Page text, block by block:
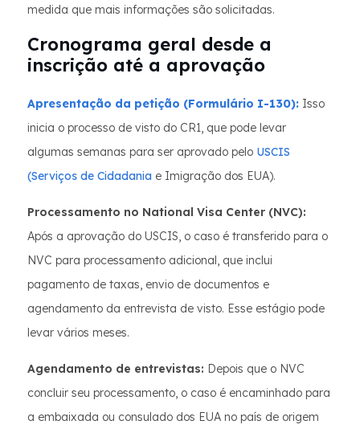
medida que mais informações são solicitadas.
Cronograma geral desde a
inscrição até a aprovação
Apresentação da petição (Formulário I-130): Isso
inicia o processo de visto do CR1, que pode levar
algumas semanas para ser aprovado pelo USCIS
(Serviços de Cidadania e Imigração dos EUA).
Processamento no National Visa Center (NVC):
Após a aprovação do USCIS, o caso é transferido para o
NVC para processamento adicional, que inclui
pagamento de taxas, envio de documentos e
agendamento da entrevista de visto. Esse estágio pode
levar vários meses.
Agendamento de entrevistas: Depois que o NVC
concluir seu processamento, o caso é encaminhado para
a embaixada ou consulado dos EUA no país de origem